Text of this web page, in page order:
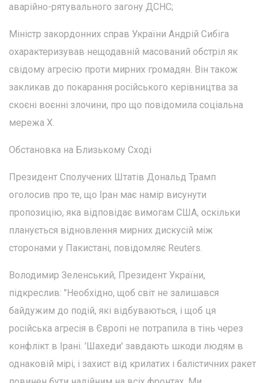
аварійно-рятувального загону ДСНС;
Міністр закордонних справ України Андрій Сибіга
охарактеризував нещодавній масований обстріл як
свідому агресію проти мирних громадян. Він також
закликав до покарання російського керівництва за
скоєні воєнні злочини, про що повідомила соціальна
мережа Х.
Обстановка на Близькому Сході
Президент Сполучених Штатів Дональд Трамп
оголосив про те, що Іран має намір висунути
пропозицію, яка відповідає вимогам США, оскільки
планується відновлення мирних дискусій між
сторонами у Пакистані, повідомляє Reuters.
Володимир Зеленський, Президент України,
підкреслив: "Необхідно, щоб світ не залишався
байдужим до подій, які відбуваються, і щоб ця
російська агресія в Європі не потрапила в тінь через
конфлікт в Ірані. 'Шахеди' завдають шкоди людям в
однаковій мірі, і захист від крилатих і балістичних ракет